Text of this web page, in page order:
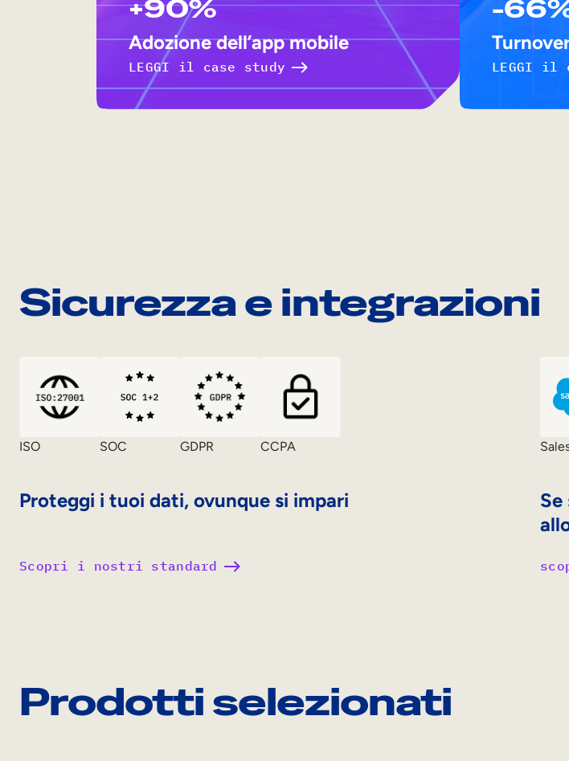
+90%
Adozione dell’app mobile
LEGGI il case study
-
LEGGI il
Sicurezza e integrazioni
Proteggi i tuoi dati, ovunque si impari
ISO SOC GDPR CCPA
Scopri i nostri standard
Prodotti selezionati